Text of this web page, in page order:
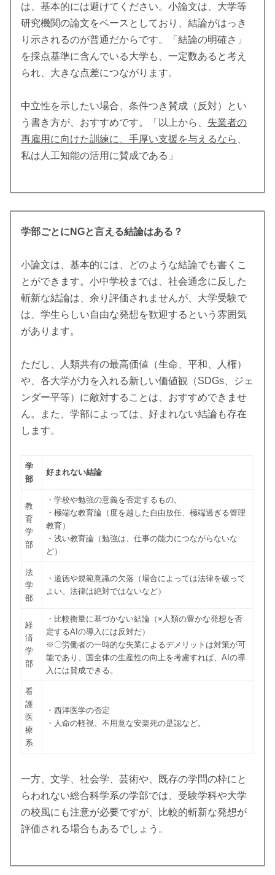
は、基本的には避けてください。小論文は、大学等
研究機関の論文をベースとしており、結論がはっき
り示されるのが普通だからです。「結論の明確さ」
を採点基準に含んでいる大学も、一定数あると考え
られ、大きな点差につながります。
中立性を示したい場合、条件つき賛成（反対）とい
う書き方が、おすすめです。「以上から、 失業者の
再雇用に向けた訓練に、手厚い支援を与えるなら
私は人工知能の活用に賛成である」
学部ごとにNGと言える結論はある？
小論文は、基本的には、どのような結論でも書くこ
とができます。小中学校までは、社会通念に反した
斬新な結論は、余り評価されませんが、大学受験で
は、学生らしい自由な発想を歓迎するという雰囲気
があります。
ただし、人類共有の最高価値（生命、平和、人権）
や、各大学が力を入れる新しい価値観（SDGs、ジェ
ンダー平等）に敵対することは、おすすめできませ
ん。また、学部によっては、好まれない結論も存在
します。
学
部
好まれない結論
教
育
学
部
・学校や勉強の意義を否定するもの。
・極端な教育論（度を越した自由放任、極端過ぎる管理
教育）
・浅い教育論（勉強は、仕事の能力につながらないな
ど）
法
学
部
・道徳や規範意識の欠落（場合によっては法律を破って
よい。法律は絶対ではないなど）
経
済
学
部
・比較衡量に基づかない結論（×人類の豊かな発想を否
定するAIの導入には反対だ）
※〇労働者の一時的な失業によるデメリットは対策が可
能であり、国全体の生産性の向上を考慮すれば、AIの導
入には賛成できる。
看
護
医
療
系
・西洋医学の否定
・人命の軽視、不用意な安楽死の是認など。
一方、文学、社会学、芸術や、既存の学問の枠にと
らわれない総合科学系の学部では、受験学科や大学
の校風にも注意が必要ですが、比較的斬新な発想が
評価される場合もあるでしょう。